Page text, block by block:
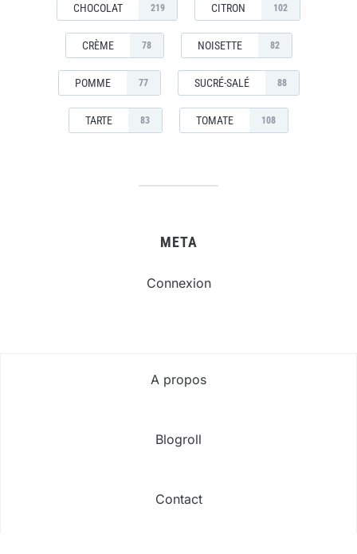
CHOCOLAT 219 CITRON 102
CRÈME 78 NOISETTE 82
POMME 77 SUCRÉ-SALÉ 88
TARTE 83 TOMATE 108
META
Connexion
A propos
Blogroll
Contact